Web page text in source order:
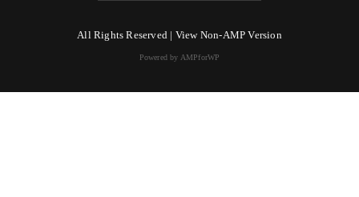
All Rights Reserved | View Non-AMP Version
Powered by AMPforWP